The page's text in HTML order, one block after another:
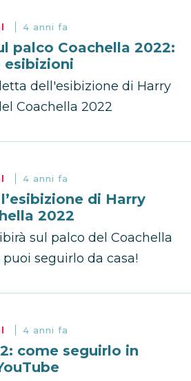
4 anni fa
palco Coachella 2022:
dell'esibizione di Harry
Coachella 2022
4 anni fa
di Harry
2022
sul palco del Coachella
seguirlo da casa!
4 anni fa
come seguirlo in